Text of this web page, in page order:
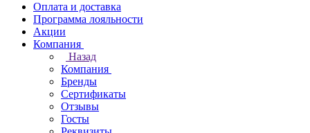
Оплата и доставка
Программа лояльности
Акции
Компания
Назад
Компания
Бренды
Сертификаты
Отзывы
Госты